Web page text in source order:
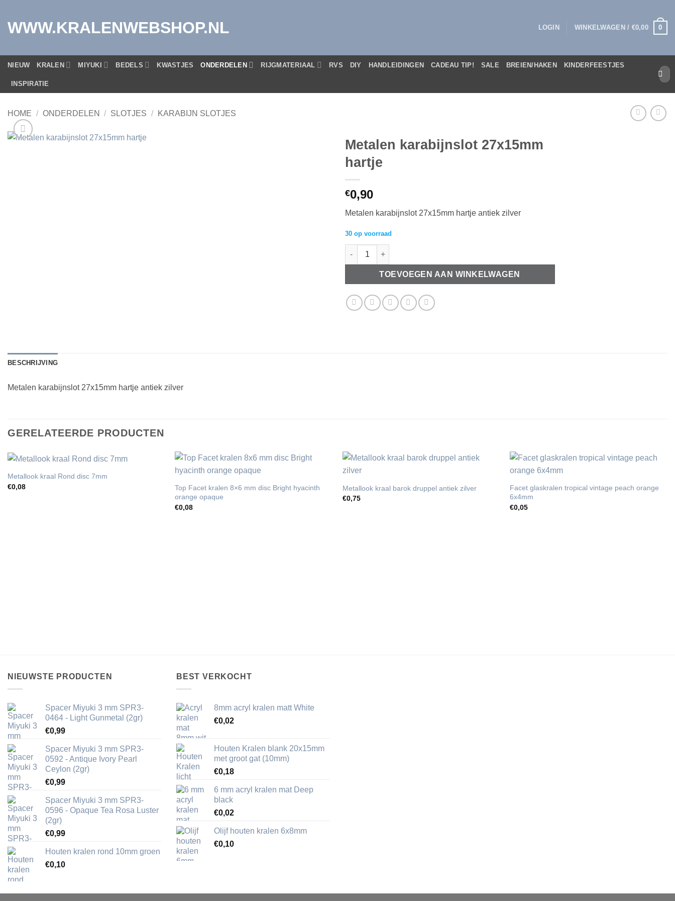
inhoud
WWW.KRALENWEBSHOP.NL LOGIN WINKELWAGEN / €0,00 0
NIEUW KRALEN MIYUKI BEDELS KWASTJES ONDERDELEN RIJGMATERIAAL RVS DIY HANDLEIDINGEN CADEAU TIP! SALE BREIEN/HAKEN KINDERFEESTJES
INSPIRATIE
naar:
HOME / ONDERDELEN / SLOTJES / KARABIJN SLOTJES
Metalen karabijnslot 27x15mm
hartje
€0,90
Metalen karabijnslot 27x15mm hartje antiek zilver
30 op voorraad
Metalen karabijnslot 27x15mm hartje aantal
TOEVOEGEN AAN WINKELWAGEN
BESCHRIJVING
Metalen karabijnslot 27x15mm hartje antiek zilver
GERELATEERDE PRODUCTEN
Metallook kraal Rond disc 7mm
€0,08
Top Facet kralen 8×6 mm disc Bright hyacinth
orange opaque
€0,08
Metallook kraal barok druppel antiek zilver
€0,75
Facet glaskralen tropical vintage peach orange
6x4mm
€0,05
NIEUWSTE PRODUCTEN
Spacer Miyuki 3 mm SPR3-
0464 - Light Gunmetal (2gr)
€0,99
Spacer Miyuki 3 mm SPR3-
0592 - Antique Ivory Pearl
Ceylon (2gr)
€0,99
Spacer Miyuki 3 mm SPR3-
0596 - Opaque Tea Rosa Luster
(2gr)
€0,99
Houten kralen rond 10mm groen
€0,10
BEST VERKOCHT
8mm acryl kralen matt White
€0,02
Houten Kralen blank 20x15mm
met groot gat (10mm)
€0,18
6 mm acryl kralen mat Deep
black
€0,02
Olijf houten kralen 6x8mm
€0,10